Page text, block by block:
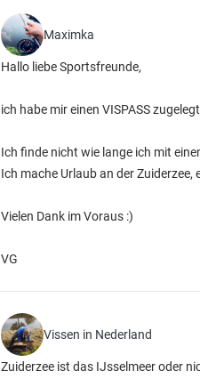
Maximka
Hallo liebe Sportsfreunde,
ich habe mir einen VISPASS
Ich finde nicht wie lange ich mit
Ich mache Urlaub an der
Vielen Dank im Voraus :)
VG
Vissen in Nederland
Zuiderzee ist das IJsselmeer oder